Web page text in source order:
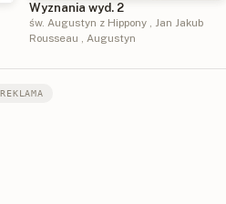
Wyznania wyd. 2
św. Augustyn z Hippony , Jan Jakub
Rousseau , Augustyn
REKLAMA